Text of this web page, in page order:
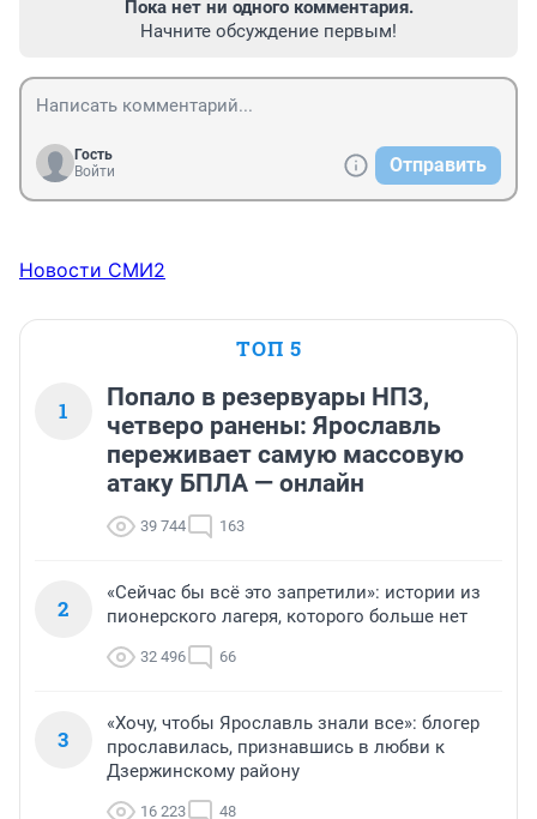
Пока нет ни одного комментария.
Начните обсуждение первым!
Гость
Войти
Отправить
Новости СМИ2
ТОП 5
1
Попало в резервуары НПЗ,
четверо ранены: Ярославль
переживает самую массовую
атаку БПЛА — онлайн
39 744 163
2
«Сейчас бы всё это запретили»: истории из
пионерского лагеря, которого больше нет
32 496 66
3
«Хочу, чтобы Ярославль знали все»: блогер
прославилась, признавшись в любви к
Дзержинскому району
16 223 48